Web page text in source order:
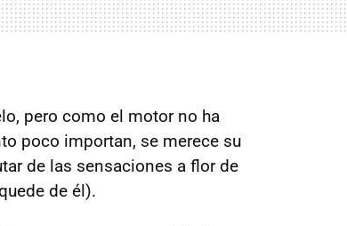
pero como el motor no ha
poco importan, se merece su
de las sensaciones a flor de
de él).